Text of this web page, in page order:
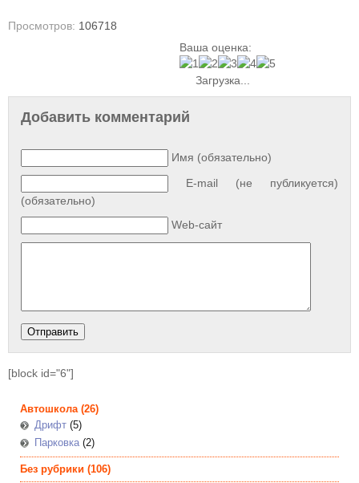
Просмотров: 106718
Ваша оценка:
Загрузка...
Добавить комментарий
Имя (обязательно)
E-mail (не публикуется)
(обязательно)
Web-сайт
[block id="6"]
Автошкола(26)
Дрифт (5)
Парковка(2)
Без рубрики (106)